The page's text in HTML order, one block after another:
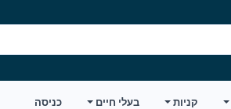
קניות בעלי חיים כניסה